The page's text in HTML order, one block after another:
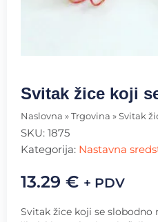
Svitak žice koji
Naslovna » Trgovina » Svitak
SKU: 1875
Kategorija: Nastavna
13.29 € + PDV
Svitak žice koji se slobodno